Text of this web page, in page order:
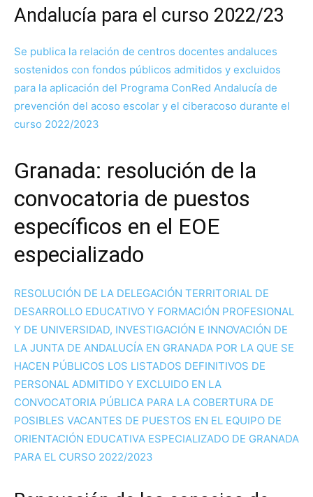
Andalucía para el curso 2022/23
Se publica la relación de centros docentes andaluces
sostenidos con fondos públicos admitidos y excluidos
para la aplicación del Programa ConRed Andalucía de
prevención del acoso escolar y el ciberacoso durante el
curso 2022/2023
Granada: resolución de la
convocatoria de puestos
específicos en el EOE
especializado
RESOLUCIÓN DE LA DELEGACIÓN TERRITORIAL DE
DESARROLLO EDUCATIVO Y FORMACIÓN PROFESIONAL
Y DE UNIVERSIDAD, INVESTIGACIÓN E INNOVACIÓN DE
LA JUNTA DE ANDALUCÍA EN GRANADA POR LA QUE SE
HACEN PÚBLICOS LOS LISTADOS DEFINITIVOS DE
PERSONAL ADMITIDO Y EXCLUIDO EN LA
CONVOCATORIA PÚBLICA PARA LA COBERTURA DE
POSIBLES VACANTES DE PUESTOS EN EL EQUIPO DE
ORIENTACIÓN EDUCATIVA ESPECIALIZADO DE GRANADA
PARA EL CURSO 2022/2023